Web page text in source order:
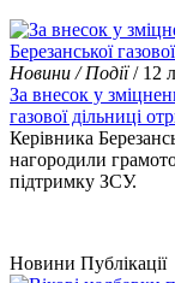
Новини / Події/ 12
За внесок у
газової дільниці
Керівника
нагородили
підтримку ЗСУ.
Новини Публікації